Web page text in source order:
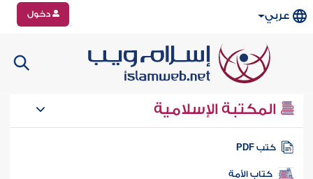
عربي دخول
المكتبة الإسلامية
كتب PDF